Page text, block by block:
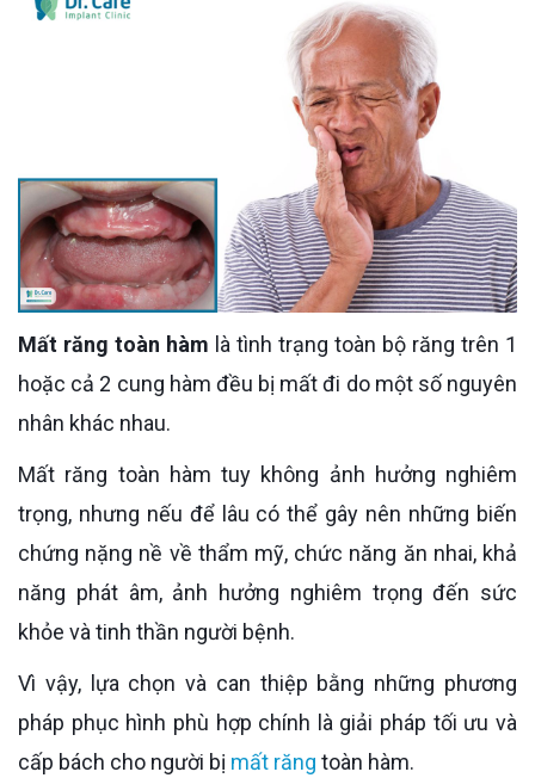
Mất răng toàn hàm là tình trạng toàn bộ răng trên 1
hoặc cả 2 cung hàm đều bị mất đi do một số nguyên
nhân khác nhau.
Mất răng toàn hàm tuy không ảnh hưởng nghiêm
trọng, nhưng nếu để lâu có thể gây nên những biến
chứng nặng nề về thẩm mỹ, chức năng ăn nhai, khả
năng phát âm, ảnh hưởng nghiêm trọng đến sức
khỏe và tinh thần người bệnh.
Vì vậy, lựa chọn và can thiệp bằng những phương
pháp phục hình phù hợp chính là giải pháp tối ưu và
cấp bách cho người bị mất răng toàn hàm.